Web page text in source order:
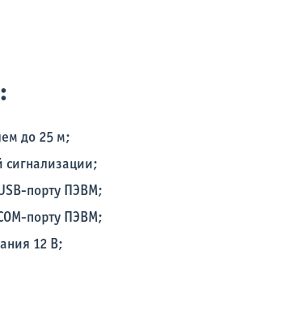
до 25 м;
сигнализации;
порту ПЭВМ;
порту ПЭВМ;
12 В;